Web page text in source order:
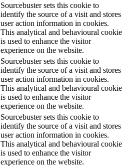
Sourcebuster sets this cookie to
identify the source of a visit and stores
user action information in cookies.
This analytical and behavioural cookie
is used to enhance the visitor
experience on the website.
Sourcebuster sets this cookie to
identify the source of a visit and stores
user action information in cookies.
This analytical and behavioural cookie
is used to enhance the visitor
experience on the website.
Sourcebuster sets this cookie to
identify the source of a visit and stores
user action information in cookies.
This analytical and behavioural cookie
is used to enhance the visitor
experience on the website.